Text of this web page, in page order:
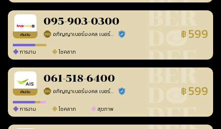
เติมเงิน
095-903-0300
อภิญญาเบอร์มงคล เบอร์สวยเลขศาสตร์ ร้านยืนยันแล้ว ฿ 599
การงาน โชคลาภ
เติมเงิน
061-518-6400
อภิญญาเบอร์มงคล เบอร์สวยเลขศาสตร์ ร้านยืนยันแล้ว ฿ 599
การงาน โชคลาภ สุขภาพ